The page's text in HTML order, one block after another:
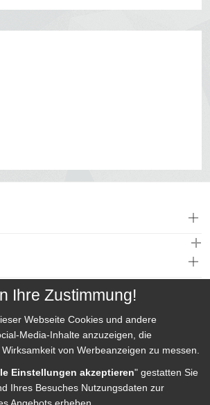
Ihre Zustimmung!
Webseite Cookies und andere
Media-Inhalte anzuzeigen, die
von Werbeanzeigen zu messen.
Einstellungen akzeptieren" gestatten Sie
Ihres Besuches Nutzungsdaten zur